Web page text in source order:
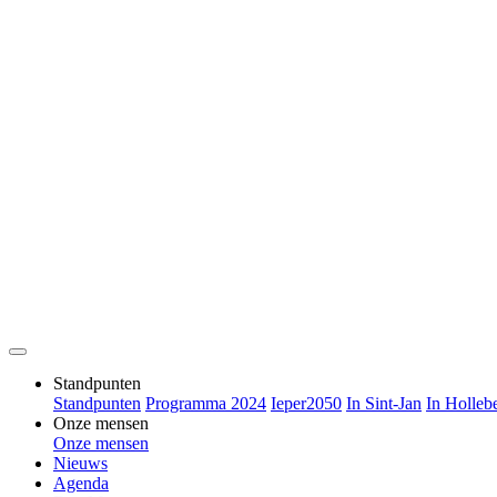
Standpunten
Standpunten Programma 2024 Ieper2050 In Sint-Jan In
Onze mensen
Onze mensen
Nieuws
Agenda